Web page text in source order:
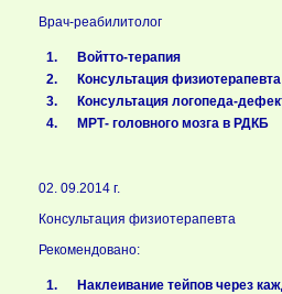
Врач-реабилитолог
Войтто-терапия
Консультация
Консультация логопеда-
МРТ- головного мозга в РДКБ
02. 09.2014 г.
Консультация физиотерапевта
Рекомендовано:
Наклеивание тейпов через